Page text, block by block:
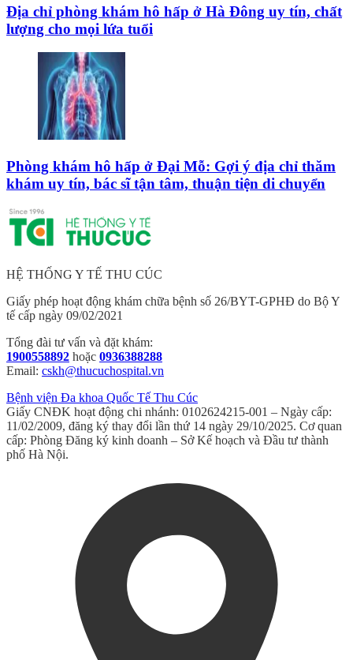
Địa chỉ phòng khám hô hấp ở Hà Đông uy tín, chất
lượng cho mọi lứa tuổi
Phòng khám hô hấp ở Đại Mỗ: Gợi ý địa chỉ thăm
khám uy tín, bác sĩ tận tâm, thuận tiện di chuyển
HỆ THỐNG Y TẾ THU CÚC
Giấy phép hoạt động khám chữa bệnh số 26/BYT-GPHĐ do Bộ Y
tế cấp ngày 09/02/2021
Tổng đài tư vấn và đặt khám:
1900558892 hoặc 0936388288
Email: cskh@thucuchospital.vn
Bệnh viện Đa khoa Quốc Tế Thu Cúc
Giấy CNĐK hoạt động chi nhánh: 0102624215-001 – Ngày cấp:
11/02/2009, đăng ký thay đổi lần thứ 14 ngày 29/10/2025. Cơ quan
cấp: Phòng Đăng ký kinh doanh – Sở Kế hoạch và Đầu tư thành
phố Hà Nội.